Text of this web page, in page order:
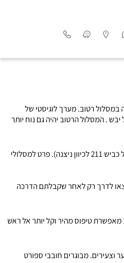
רטוב. מערך לוגיסטי של
. המסלול הרטוב יהיה גם נוח יותר
אתר הגלישה שמפורסם במסלול גלישה מהירה נמצא במרחק של 40 דקות נסיעה דרומה מהעיר באר שבע. האתר צמוד לצומת שבטה. ההגעה למתחם היא ברכבים פרטיים (נסיעה על כביש 211 לכיוון ניצנה). פרט למסלולי
לדרך רק לאחר שקבלתם הדרכה
מאפשרת טיפוס מהיר וקל יותר אל ראש
וצעירים. מבוגרים חובבי ספורט